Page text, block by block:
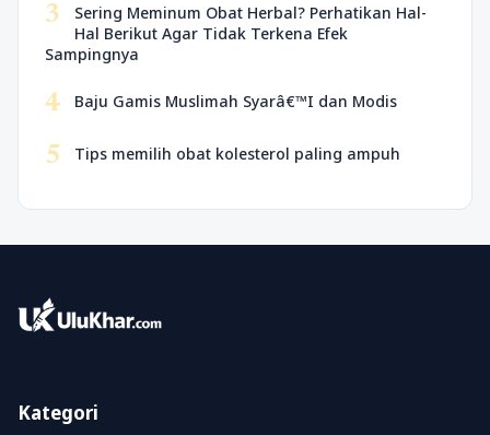
3
Sering Meminum Obat Herbal? Perhatikan Hal-
Hal Berikut Agar Tidak Terkena Efek
Sampingnya
4 Baju Gamis Muslimah Syarâ€™I dan Modis
5 Tips memilih obat kolesterol paling ampuh
Kategori